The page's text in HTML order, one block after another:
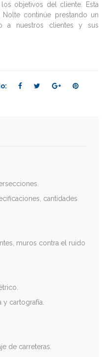
objetivos del cliente. Esta
continúe prestando un
a nuestros clientes y sus
cantidades
muros contra el ruido
y cartografía.
de carreteras.